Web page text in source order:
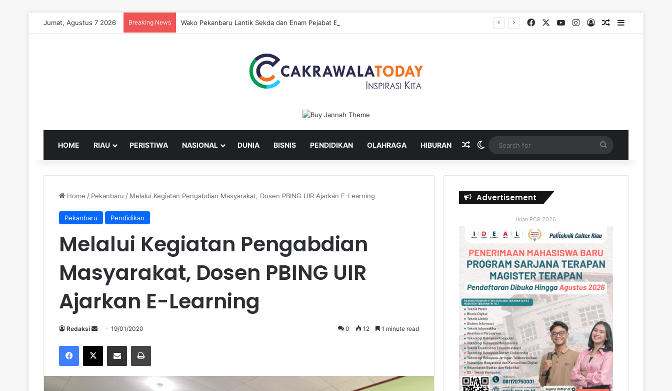
Jumat, Agustus 7 2026 Breaking News Wako Pekanbaru Lantik Sekda dan Enam Pejabat Eselon Lainnya FacebookYouTubeInstagram
Log InRandom Article
Sidebar
HOME RIAU PERISTIWA NASIONAL DUNIA BISNIS PENDIDIKAN OLAHRAGA HIBURAN Random Article
Switch skin
for
Home / Pekanbaru / Melalui Kegiatan Pengabdian Masyarakat, Dosen PBING UIR Ajarkan E-Learning
Pekanbaru Pendidikan
Melalui Kegiatan Pengabdian
Masyarakat, Dosen PBING UIR
Ajarkan E-Learning
Redaksi
Send19/01/2020 0 12 1 minute read
Facebook
X Share via Email Print
Advertisement
Iklan PCR 2026